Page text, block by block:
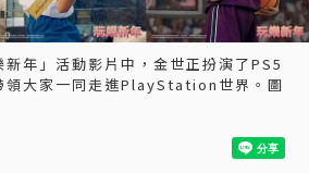
年」活動影片中，金世正扮演了PS5
領大家一同走進PlayStation世界。圖